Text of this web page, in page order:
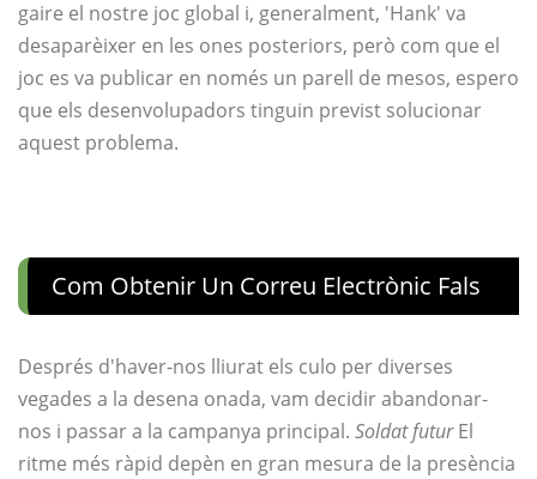
gaire el nostre joc global i, generalment, 'Hank' va
desaparèixer en les ones posteriors, però com que el
joc es va publicar en només un parell de mesos, espero
que els desenvolupadors tinguin previst solucionar
aquest problema.
Com Obtenir Un Correu Electrònic Fals
Després d'haver-nos lliurat els culo per diverses
vegades a la desena onada, vam decidir abandonar-
nos i passar a la campanya principal. Soldat futurEl
ritme més ràpid depèn en gran mesura de la presència